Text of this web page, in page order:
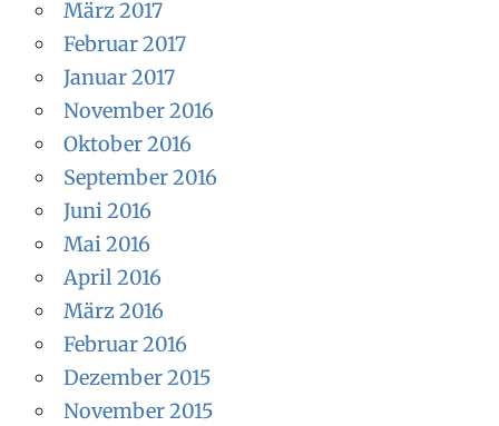
März 2017
Februar 2017
Januar 2017
November 2016
Oktober 2016
September 2016
Juni 2016
Mai 2016
April 2016
März 2016
Februar 2016
Dezember 2015
November 2015